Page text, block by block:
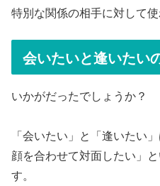
特別な関係の相手に対して
会いたいと逢いたい
いかがだったでしょうか？
「会いたい」と「逢いたい
顔を合わせて対面したい」
す。